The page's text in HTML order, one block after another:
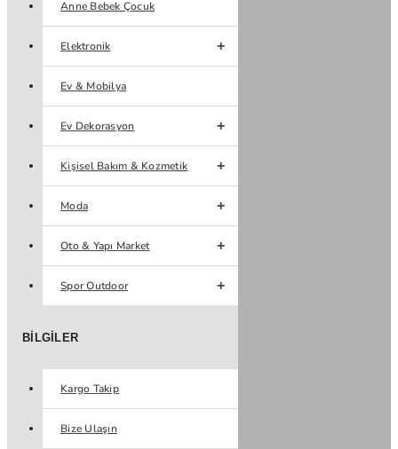
Anne Bebek Çocuk
Elektronik
Ev & Mobilya
Ev Dekorasyon
Kişisel Bakım & Kozmetik
Moda
Oto & Yapı Market
Spor Outdoor
BILGILER
Kargo Takip
Bize Ulaşın